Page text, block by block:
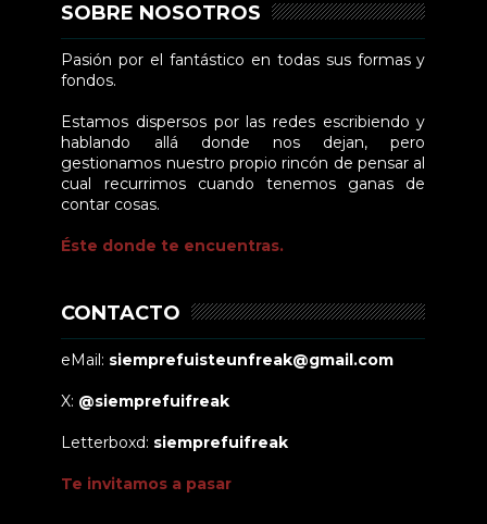
SOBRE NOSOTROS
Pasión por el fantástico en todas sus formas y
fondos.
Estamos dispersos por las redes escribiendo y
hablando allá donde nos dejan, pero
gestionamos nuestro propio rincón de pensar al
cual recurrimos cuando tenemos ganas de
contar cosas.
Éste donde te encuentras.
CONTACTO
eMail: siemprefuisteunfreak@gmail.com
X: @siemprefuifreak
Letterboxd: siemprefuifreak
Te invitamos a pasar